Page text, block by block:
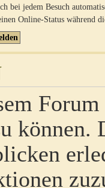
bei jedem Besuch
Online-Status während